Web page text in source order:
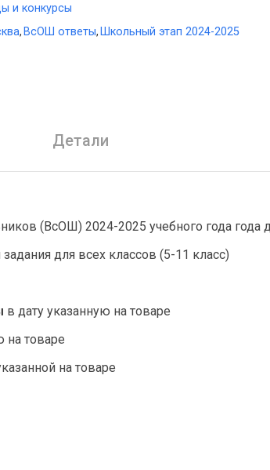
и конкурсы
, ВсОШ ответы, Школьный этап 2024-2025
Детали
(ВсОШ) 2024-2025 учебного года года
для всех классов (5-11 класс)
в дату указанную на товаре
на товаре
на товаре